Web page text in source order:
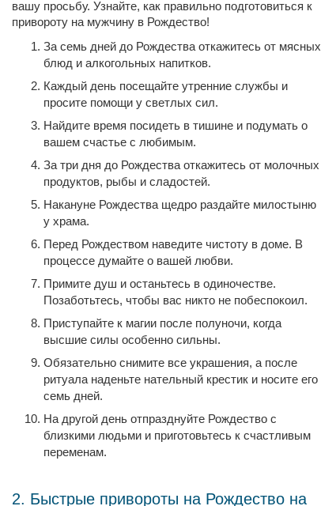
вашу просьбу. Узнайте, как правильно подготовиться к
привороту на мужчину в Рождество!
За семь дней до Рождества откажитесь от мясных
блюд и алкогольных напитков.
Каждый день посещайте утренние службы и
просите помощи у светлых сил.
Найдите время посидеть в тишине и подумать о
вашем счастье с любимым.
За три дня до Рождества откажитесь от молочных
продуктов, рыбы и сладостей.
Накануне Рождества щедро раздайте милостыню
у храма.
Перед Рождеством наведите чистоту в доме. В
процессе думайте о вашей любви.
Примите душ и останьтесь в одиночестве.
Позаботьтесь, чтобы вас никто не побеспокоил.
Приступайте к магии после полуночи, когда
высшие силы особенно сильны.
Обязательно снимите все украшения, а после
ритуала наденьте нательный крестик и носите его
семь дней.
На другой день отпразднуйте Рождество с
близкими людьми и приготовьтесь к счастливым
переменам.
2. Быстрые привороты на Рождество на